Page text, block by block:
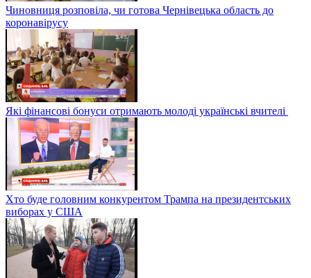
Чиновниця розповіла, чи готова Чернівецька область до
коронавірусу
Які фінансові бонуси отримають молоді українські вчителі
Хто буде головним конкурентом Трампа на президентських
виборах у США